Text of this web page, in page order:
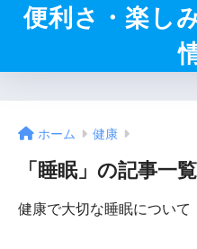
便利さ・楽し
ホーム 健康
「睡眠」の記事一覧
健康で大切な睡眠について